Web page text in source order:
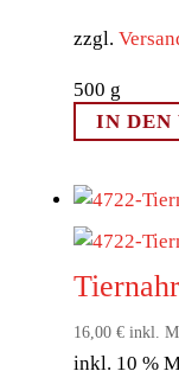
zzgl.
500 g
IN DEN
16,00 € inkl.
inkl. 10 %